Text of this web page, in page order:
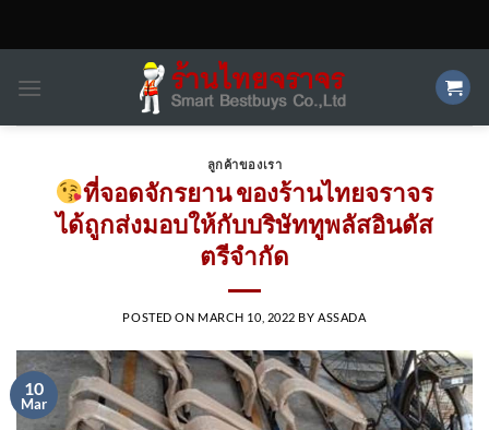
ลูกค้าของเรา
ที่จอดจักรยาน ของร้านไทยจราจร
ได้ถูกส่งมอบให้กับบริษัททูพลัสอินดัส
ตรีจำกัด
POSTED ON MARCH 10, 2022 BY ASSADA
10
Mar